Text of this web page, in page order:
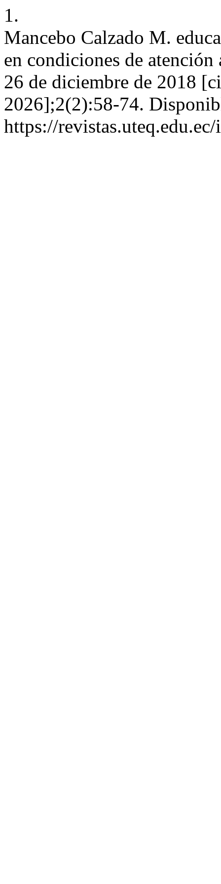
1.
Mancebo Calzado M.
en condiciones de
26 de diciembre de 2018
2026];2(2):58-74.
https://